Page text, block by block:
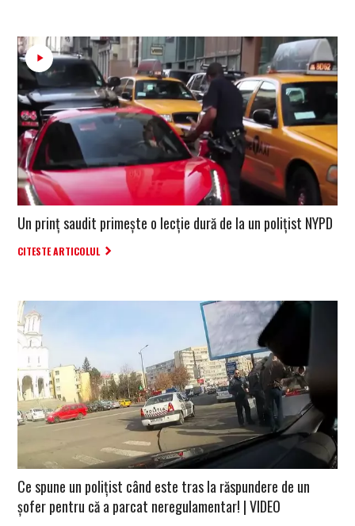
Un prinț saudit primește o lecție dură de la un polițist NYPD
CITESTE ARTICOLUL
Ce spune un polițist când este tras la răspundere de un
șofer pentru că a parcat neregulamentar! | VIDEO